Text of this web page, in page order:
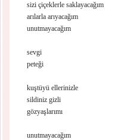
sizi çiçeklerle saklayacağım
arılarla arıyacağım
unutmayacağım
sevgi
peteği
kuştüyü ellerinizle
sildiniz gizli
gözyaşlarımı
unutmayacağım